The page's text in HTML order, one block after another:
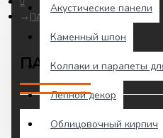
Акустические панели
Каменный шпон
Колпаки и парапеты
Лепной декор
Облицовочный кирпич
ПАНЕЛЬ ГИПСОВАЯ №308
ПАНЕЛЬ